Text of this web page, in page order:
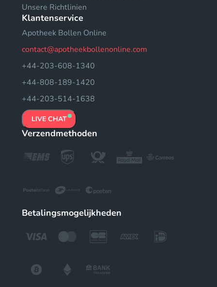
Unsere Richtlinien
Klantenservice
Apotheek Bollen Online
contact@apotheekbollenonline.com
+44-203-608-1340
+44-808-189-1420
+44-203-514-1638
LIVE CHAT
Verzendmethoden
Betalingsmogelijkheden